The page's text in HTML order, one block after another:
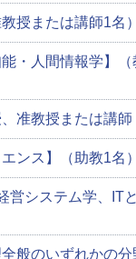
授または講師1名
・人間情報学】（
准教授または講師
ンス】（助教1名
営システム学、IT
般のいずれかの